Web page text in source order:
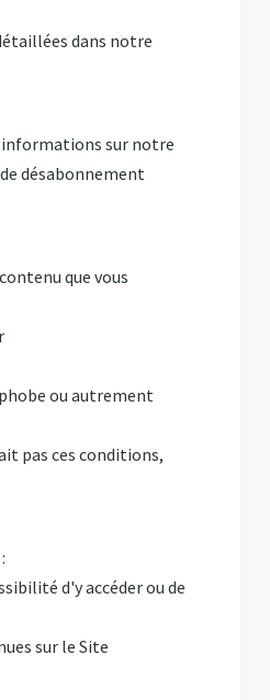
dans notre
informations sur notre
désabonnement
que vous
ou autrement
pas ces conditions,
d'y accéder ou de
sur le Site